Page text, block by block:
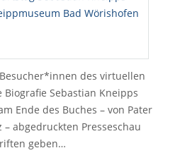
des virtuellen
Sebastian Kneipps
Ende des Buches – von Pater
abgedruckten Presseschau
geben…